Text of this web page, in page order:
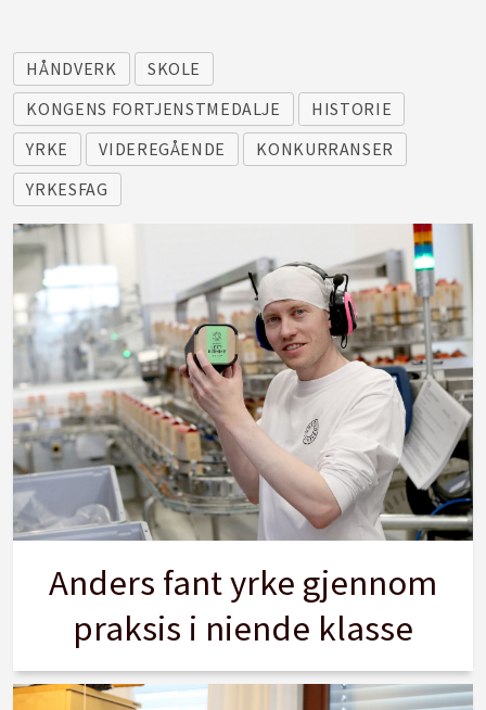
HÅNDVERK
SKOLE
KONGENS FORTJENSTMEDALJE
HISTORIE
YRKE
VIDEREGÅENDE
KONKURRANSER
YRKESFAG
Anders fant yrke gjennom
praksis i niende klasse